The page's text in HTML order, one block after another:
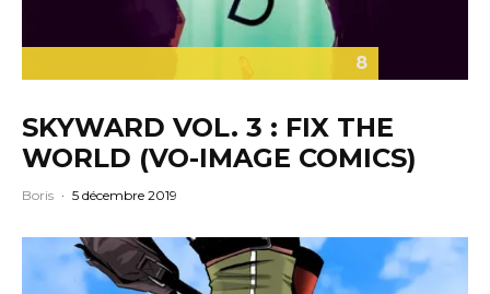
8
SKYWARD VOL. 3 : FIX THE
WORLD (VO-IMAGE COMICS)
Boris · 5 décembre 2019